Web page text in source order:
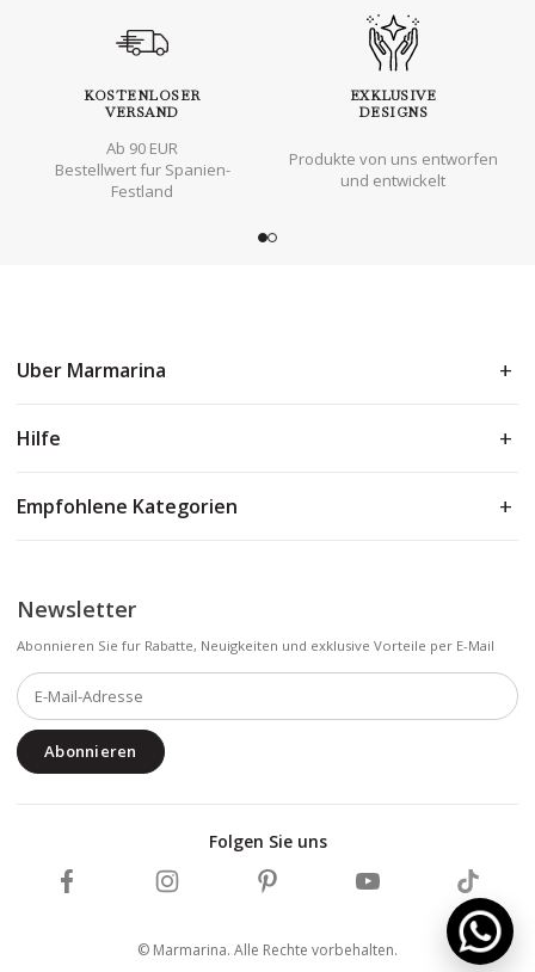
KOSTENLOSER
VERSAND
Ab 90 EUR
Bestellwert fur Spanien-
Festland
EXKLUSIVE
DESIGNS
Produkte von uns entworfen
und entwickelt
Uber Marmarina
Hilfe
Empfohlene Kategorien
Newsletter
Abonnieren Sie fur Rabatte, Neuigkeiten und exklusive Vorteile per E-Mail
Abonnieren
Folgen Sie uns
Marmarina auf Facebook folgen
Marmarina auf Instagram folgen
Marmarina auf Pinterest folgen
Marmarina auf
© Marmarina. Alle Rechte vorbehalten.